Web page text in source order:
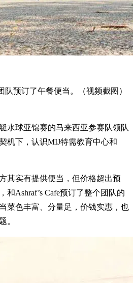
队预订了午餐便当。（视频截图）
水球亚锦赛的马来西亚参赛队领队
机下，认识MIJ特需教育中心和
其实有提供便当，但价格超出预
和Ashraf’s Cafe预订了整个团队的
菜色丰富、分量足，价钱实惠，也
。